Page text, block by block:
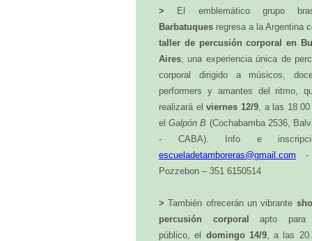
> El emblemático grupo
Barbatuques regresa a la Argentina
taller de percusión corporal en
Aires, una experiencia única de
corporal dirigido a músicos,
performers y amantes del ritmo,
realizará elviernes 12/9, a las 18.00
elGalpón B (Cochabamba 2536,
- CABA). Info e
escueladetamboreras@gmail.com -
Pozzebon – 351 6150514
> También ofrecerán un vibrante
percusión corporal
apto para
público, el domingo 14/9, a las